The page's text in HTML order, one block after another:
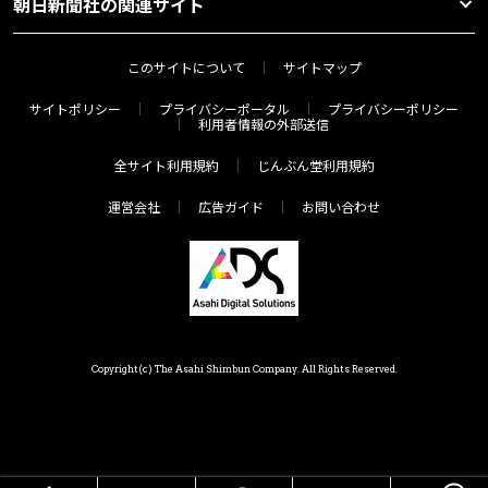
このサイトについて サイトマップ
サイトポリシー プライバシーポータル
プライバシーポリシー
利用者情報の外部送信
全サイト利用規約 じんぶん堂利用規約
運営会社 広告ガイド お問い合わせ
Copyright(c) The Asahi Shimbun Company. All Rights Reserved.